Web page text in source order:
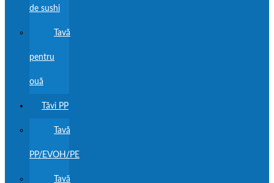
de sushi
Tavă
pentru
ouă
Tăvi PP
Tavă
PP/EVOH/PE
Tavă